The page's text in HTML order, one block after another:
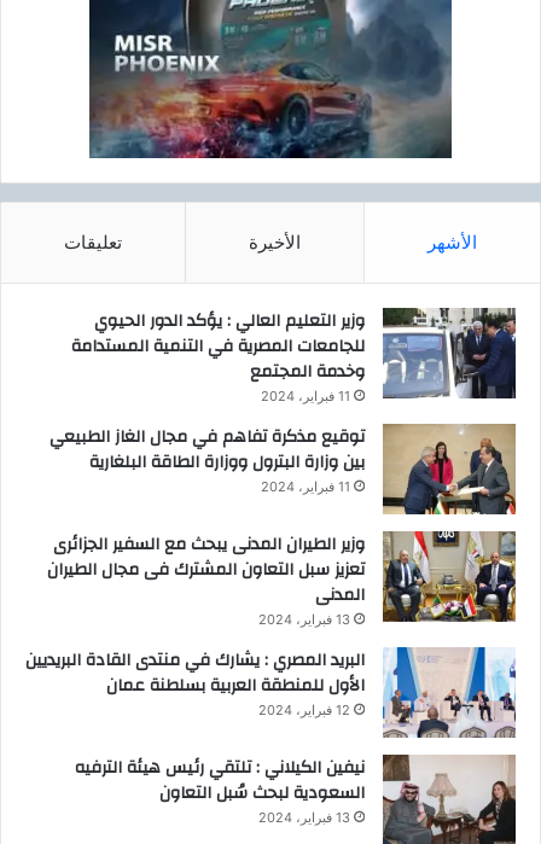
الأشهر الأخيرة تعليقات
وزير التعليم العالي : يؤكد الدور الحيوي
للجامعات المصرية في التنمية المستدامة
وخدمة المجتمع
11 فبراير، 2024
توقيع مذكرة تفاهم في مجال الغاز الطبيعي
بين وزارة البترول ووزارة الطاقة البلغارية
11 فبراير، 2024
وزير الطيران المدنى يبحث مع السفير الجزائرى
تعزيز سبل التعاون المشترك فى مجال الطيران
المدنى
13 فبراير، 2024
البريد المصري : يشارك في منتدى القادة البريديين
الأول للمنطقة العربية بسلطنة عمان
12 فبراير، 2024
نيفين الكيلاني : تلتقي رئيس هيئة الترفيه
السعودية لبحث سُبل التعاون
13 فبراير، 2024